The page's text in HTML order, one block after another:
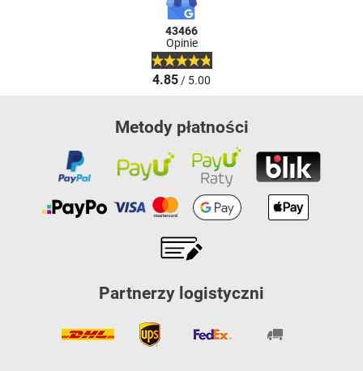
43466
Opinie
4.85/ 5.00
Metody płatności
Partnerzy logistyczni